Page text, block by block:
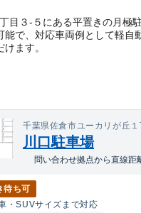
３-５にある平置きの月極
で、対応車両例として軽自
ます。
千葉県佐倉市ユーカリが丘１
川口駐車場
問い合わせ拠点から直線距
待ち可
・SUVサイズまで対応